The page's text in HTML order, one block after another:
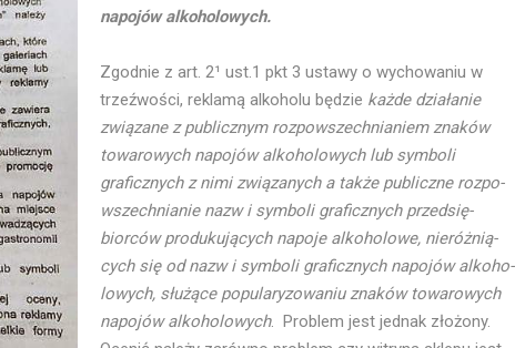
napojów alkoholowych.
Zgodnie z art. 2¹ ust.1 pkt 3 ustawy o wychowaniu w
trzeźwości, reklamą alkoholu będzie każde działanie
związane z publicznym rozpowszechnianiem znaków
towarowych napojów alkoholowych lub symboli
graficznych z nimi związanych a także pu­bliczne roz­po­
wszech­nianie nazw i sym­boli gra­ficz­nych przed­się­
biorców pro­du­ku­ją­cych na­poje al­ko­ho­lowe, nie­róż­nią­
cych się od nazw i sym­boli gra­ficz­nych na­pojów al­ko­ho­
lo­wych, słu­żące po­pu­la­ry­zo­waniu znaków to­wa­ro­wych
na­pojów alkoholowych. Problem jest jednak złożony.